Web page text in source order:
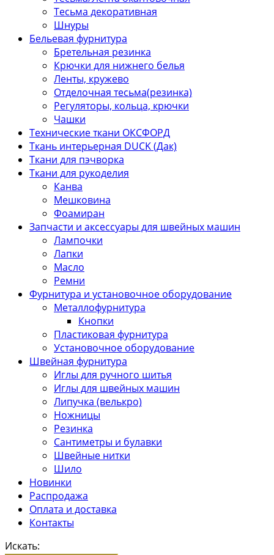
Тесьма декоративная
Шнуры
Бельевая фурнитура
Бретельная резинка
Крючки для нижнего белья
Ленты, кружево
Отделочная тесьма(резинка)
Регуляторы, кольца, крючки
Чашки
Технические ткани ОКСФОРД
Ткань интерьерная DUCK (Дак)
Ткани для пэчворка
Ткани для рукоделия
Канва
Мешковина
Фоамиран
Запчасти и аксессуары для швейных машин
Лампочки
Лапки
Масло
Ремни
Фурнитура и установочное оборудование
Металлофурнитура
Кнопки
Пластиковая фурнитура
Установочное оборудование
Швейная фурнитура
Иглы для ручного шитья
Иглы для швейных машин
Липучка (велькро)
Ножницы
Резинка
Сантиметры и булавки
Швейные нитки
Шило
Новинки
Распродажа
Оплата и доставка
Контакты
Искать: